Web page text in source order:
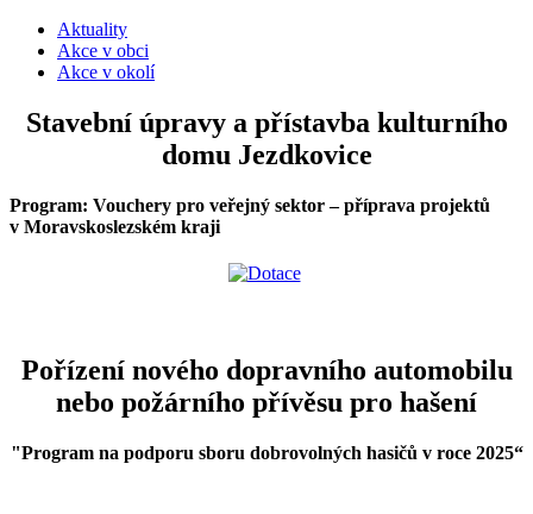
Aktuality
Akce v obci
Akce v okolí
Stavební úpravy a přístavba kulturního
domu Jezdkovice
Program: Vouchery pro veřejný sektor – příprava projektů
v Moravskoslezském kraji
Pořízení nového dopravního automobilu
nebo požárního přívěsu pro hašení
"Program na podporu sboru dobrovolných hasičů v roce 2025“